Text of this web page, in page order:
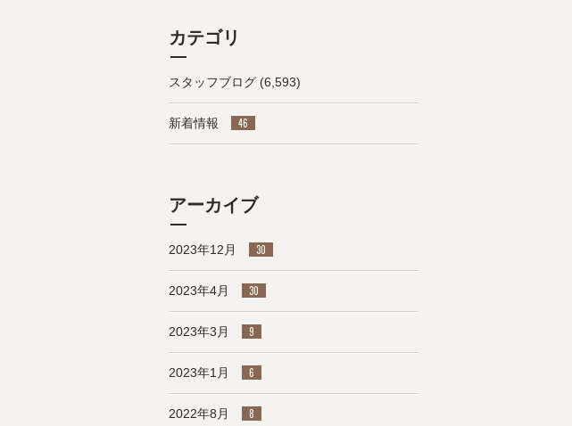
カテゴリ
スタッフブログ (6,593)
新着情報 46
アーカイブ
2023年12月 30
2023年4月 30
2023年3月 9
2023年1月 6
2022年8月 8